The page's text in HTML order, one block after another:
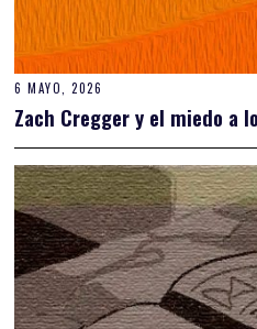
6 MAYO, 2026
Zach Cregger y el miedo a